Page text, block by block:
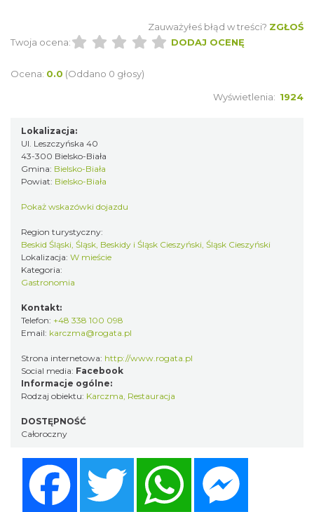
Zauważyłeś błąd w treści? ZGŁOŚ
Twoja ocena:
DODAJ OCENĘ
Ocena: 0.0 (Oddano 0 głosy)
Wyświetlenia: 1924
Lokalizacja:
Ul. Leszczyńska 40
43-300 Bielsko-Biała
Gmina: Bielsko-Biała
Powiat: Bielsko-Biała
Pokaż wskazówki dojazdu
Region turystyczny:
Beskid Śląski, Śląsk, Beskidy i Śląsk Cieszyński, Śląsk Cieszyński
Lokalizacja: W mieście
Kategoria:
Gastronomia
Kontakt:
Telefon: +48 338 100 098
Email: karczma@rogata.pl
Strona internetowa: http://www.rogata.pl
Social media: Facebook
Informacje ogólne:
Rodzaj obiektu: Karczma Restauracja
DOSTĘPNOŚĆ
Całoroczny
Twitter